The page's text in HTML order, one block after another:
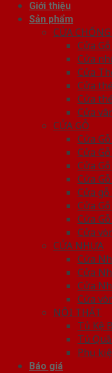
Giới thiệu
Sản phẩm
CỬA
Cửa
Cửa
Cửa
Cửa
Cửa
Cửa
CỬA GỖ
Cửa
Cửa
Cửa
Cửa
Cửa
Cửa
Cửa
Cửa
CỬA NHỰA
Cửa
Cửa
Cửa
Cửa
NỘI THẤT
Tủ Kệ
Tủ
Phụ
Báo giá